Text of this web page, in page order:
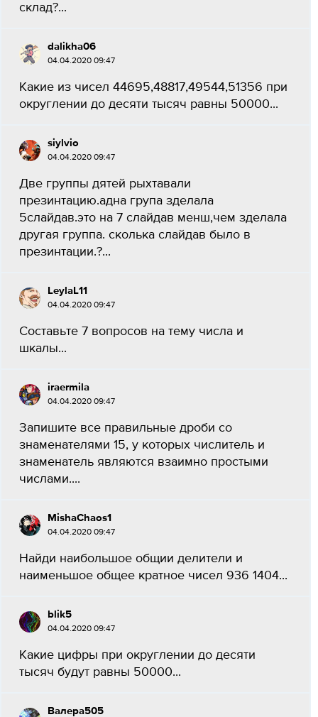
склад?...
dalikha06
04.04.2020 09:47
Какие из чисел 44695,48817,49544,51356 при
округлении до десяти тысяч равны 50000...
siylvio
04.04.2020 09:47
Две группы дятей рыхтавали
презинтацию.адна група зделала
5слайдав.это на 7 слайдав менш,чем зделала
другая группа. сколька слайдав было в
презинтации.?...
LeylaL11
04.04.2020 09:47
Составьте 7 вопросов на тему числа и
шкалы...
iraermila
04.04.2020 09:47
Запишите все правильные дроби со
знаменателями 15, у которых числитель и
знаменатель являются взаимно простыми
числами....
MishaChaos1
04.04.2020 09:47
Найди наибольшое общии делители и
наименьшое общее кратное чисел 936 1404...
blik5
04.04.2020 09:47
Какие цифры при округлении до десяти
тысяч будут равны 50000...
Валера505